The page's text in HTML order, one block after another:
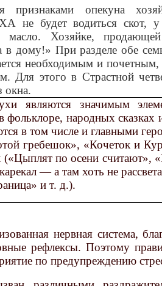
признаками опекуна
не будет водиться скот,
Хозяйке,
дому!» При разделе обе
необходимым и
Для этого в Страстной
окна.
являются значимым
фольклоре, народных сказках
в том числе и главными
гребешок», «Кочеток и
(«Цыплят по осени считают»,
— а там хоть не
и т. д.).
нервная система,
рефлексы. Поэтому
по предупреждению